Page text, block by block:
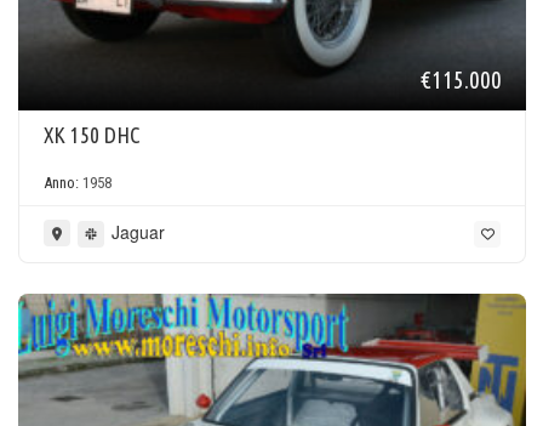
€115.000
XK 150 DHC
Anno: 1958
Jaguar